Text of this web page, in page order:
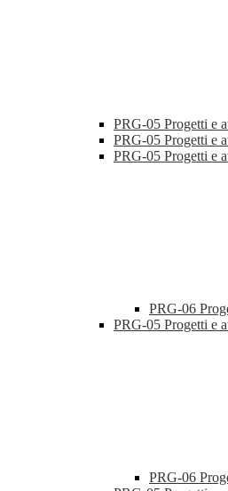
PRG-05 Progetti e
PRG-05 Progetti e
PRG-05 Progetti e
PRG-06
PRG-05 Progetti e
PRG-06